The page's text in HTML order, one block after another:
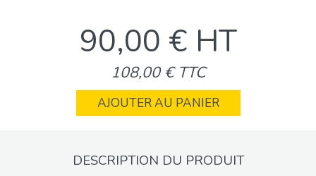
90,00 € HT
108,00 € TTC
AJOUTER AU PANIER
DESCRIPTION DU PRODUIT